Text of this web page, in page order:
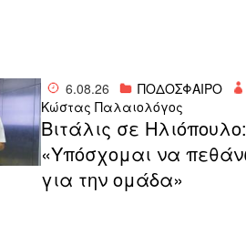
6.08.26
ΠΟΔΟΣΦΑΙΡΟ
Κώστας Παλαιολόγος
Bιτάλις σε Ηλιόπουλο:
«Υπόσχομαι να
για την ομάδα»